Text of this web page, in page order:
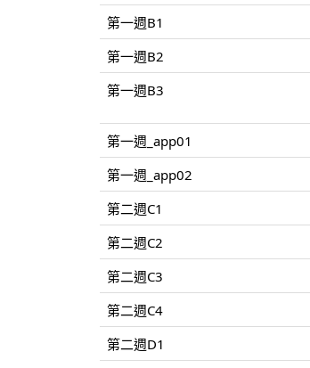
第一週B1
第一週B2
第一週B3
第一週_app01
第一週_app02
第二週C1
第二週C2
第二週C3
第二週C4
第二週D1